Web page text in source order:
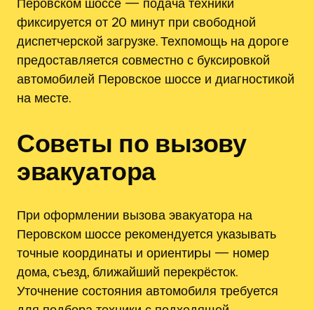
фиксируется от 20 минут при свободной
диспетчерской загрузке. Техпомощь на дороге
предоставляется совместно с буксировкой
автомобилей Перовское шоссе и диагностикой
на месте.
Советы по вызову
эвакуатора
При оформлении вызова эвакуатора на
Перовском шоссе рекомендуется указывать
точные координаты и ориентиpы — номер
дома, съезд, ближайший перекрёсток.
Уточнение состояния автомобиля требуется